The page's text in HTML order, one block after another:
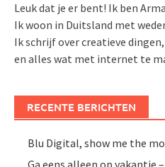
Leuk dat je er bent! Ik ben
Ik woon in Duitsland met
Ik schrijf over creatieve
en alles wat met internet te
RECENTE BERICHTEN
Blu Digital, show me the